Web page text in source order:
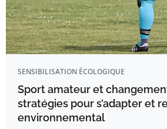
SENSIBILISATION ÉCOLOGIQUE
Sport amateur et
stratégies pour s’adapter et
environnemental